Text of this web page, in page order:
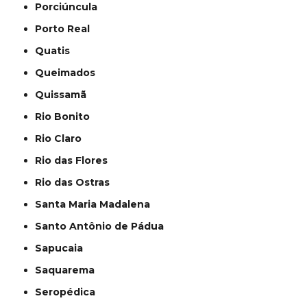
Porciúncula
Porto Real
Quatis
Queimados
Quissamã
Rio Bonito
Rio Claro
Rio das Flores
Rio das Ostras
Santa Maria Madalena
Santo Antônio de Pádua
Sapucaia
Saquarema
Seropédica